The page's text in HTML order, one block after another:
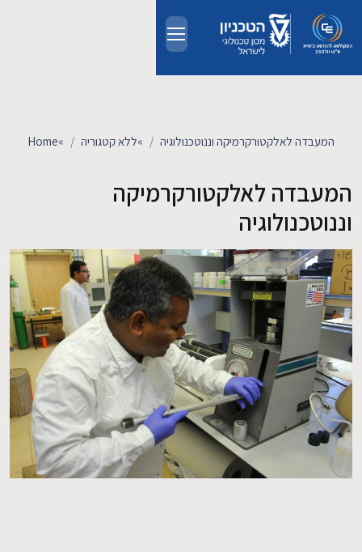
EN
מחקר
חדשות ואירועים
קשרי תעשייה
צרו קשר
Home» ללא קטגוריה» המעבדה לאלקטורקרמיקה וננוטכנולוגיה
המעבדה לאלקטורקרמיקה
וננוטכנולוגיה